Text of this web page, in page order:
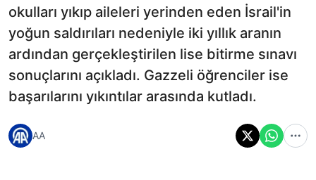
okulları yıkıp aileleri yerinden eden İsrail'in
yoğun saldırıları nedeniyle iki yıllık aranın
ardından gerçekleştirilen lise bitirme sınavı
sonuçlarını açıkladı. Gazzeli öğrenciler ise
başarılarını yıkıntılar arasında kutladı.
AA